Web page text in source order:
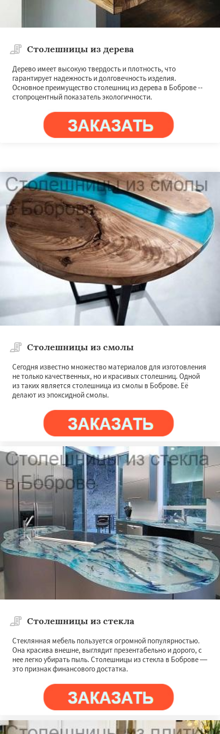
Столешницы из дерева
Дерево имеет высокую твердость и плотность, что
гарантирует надежность и долговечность изделия.
Основное преимущество столешниц из дерева в Боброве --
стопроцентный показатель экологичности.
Столешницы из смолы
Сегодня известно множество материалов для изготовления
не только качественных, но и красивых столешниц. Одной
из таких является столешница из смолы в Боброве. Её
делают из эпоксидной смолы.
Столешницы из стекла
Стеклянная мебель пользуется огромной популярностью.
Она красива внешне, выглядит презентабельно и дорого, с
нее легко убирать пыль. Столешницы из стекла в Боброве —
это признак финансового достатка.